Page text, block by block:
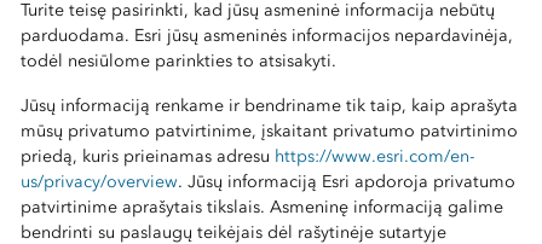
Turite teisę pasirinkti, kad jūsų asmeninė informacija nebūtų
parduodama. Esri jūsų asmeninės informacijos nepardavinėja,
todėl nesiūlome parinkties to atsisakyti.
Jūsų informaciją renkame ir bendriname tik taip, kaip aprašyta
mūsų privatumo patvirtinime, įskaitant privatumo patvirtinimo
priedą, kuris prieinamas adresu https://www.esri.com/en-
us/privacy/overview. Jūsų informaciją Esri apdoroja privatumo
patvirtinime aprašytais tikslais. Asmeninę informaciją galime
bendrinti su paslaugų teikėjais dėl rašytinėje sutartyje